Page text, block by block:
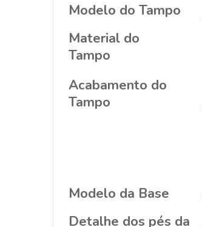
Modelo do Tampo
Material do
Tampo
Acabamento do
Tampo
Modelo da Base
Detalhe dos pés da